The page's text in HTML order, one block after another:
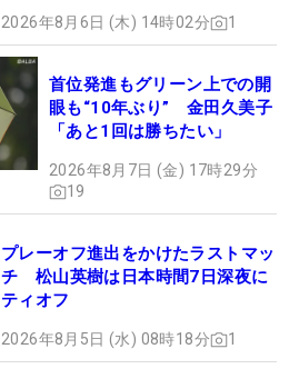
2026年8月6日 (木) 14時02分 1
首位発進もグリーン上での開
眼も“10年ぶり” 金田久美子
「あと1回は勝ちたい」
2026年8月7日 (金) 17時29分
19
プレーオフ進出をかけたラストマッ
チ 松山英樹は日本時間7日深夜に
ティオフ
2026年8月5日 (水) 08時18分 1